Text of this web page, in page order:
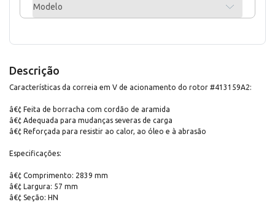
Modelo
Descrição
Características da correia em V de acionamento do rotor #413159A2:
â€¢ Feita de borracha com cordão de aramida
â€¢ Adequada para mudanças severas de carga
â€¢ Reforçada para resistir ao calor, ao óleo e à abrasão
Especificações:
â€¢ Comprimento: 2839 mm
â€¢ Largura: 57 mm
â€¢ Seção: HN